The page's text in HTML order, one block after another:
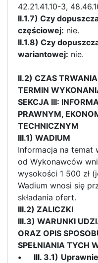
42.21.41.10-3,
II.1.7) Czy
częściowej: nie.
II.1.8) Czy
wariantowej: nie.
II.2) CZAS
TERMIN
SEKCJA III:
PRAWNYM,
TECHNICZNYM
III.1) WADIUM
Informacja na temat
od Wykonawców
wysokości 1 500 zł
Wadium wnosi się
składania ofert.
III.2) ZALICZKI
III.3) WARUNKI
ORAZ OPIS
SPEŁNIANIA TYCH
•
III. 3.1)